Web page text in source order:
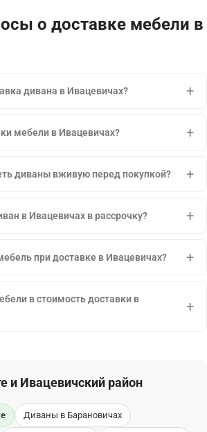
о доставке мебели в
дивана в Ивацевичах?
мебели в Ивацевичах?
диваны вживую перед покупкой?
в Ивацевичах в рассрочку?
при доставке в Ивацевичах?
в стоимость доставки в
и Ивацевичский район
Диваны в Барановичах